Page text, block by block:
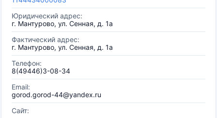
Юридический адрес:
г. Мантурово, ул. Сенная, д. 1а
Фактический адрес:
г. Мантурово, ул. Сенная, д. 1а
Телефон:
8(49446)3-08-34
Email:
gorod.gorod-44@yandex.ru
Сайт: